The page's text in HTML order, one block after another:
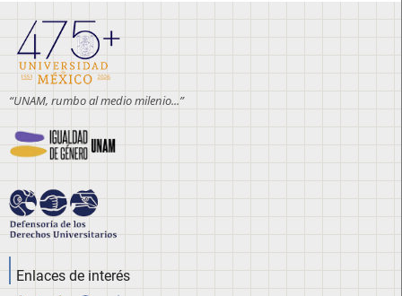
“UNAM, rumbo al medio milenio...”
Enlaces de interés